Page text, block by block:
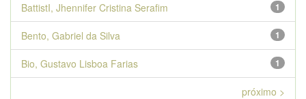
1
BattistI, Jhennifer Cristina Serafim
1
Bento, Gabriel da Silva
1
Bio, Gustavo Lisboa Farias
próximo >